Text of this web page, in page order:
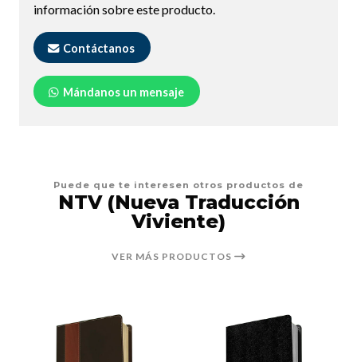
información sobre este producto.
Contáctanos
Mándanos un mensaje
Puede que te interesen otros productos de
NTV (Nueva Traducción
Viviente)
VER MÁS PRODUCTOS